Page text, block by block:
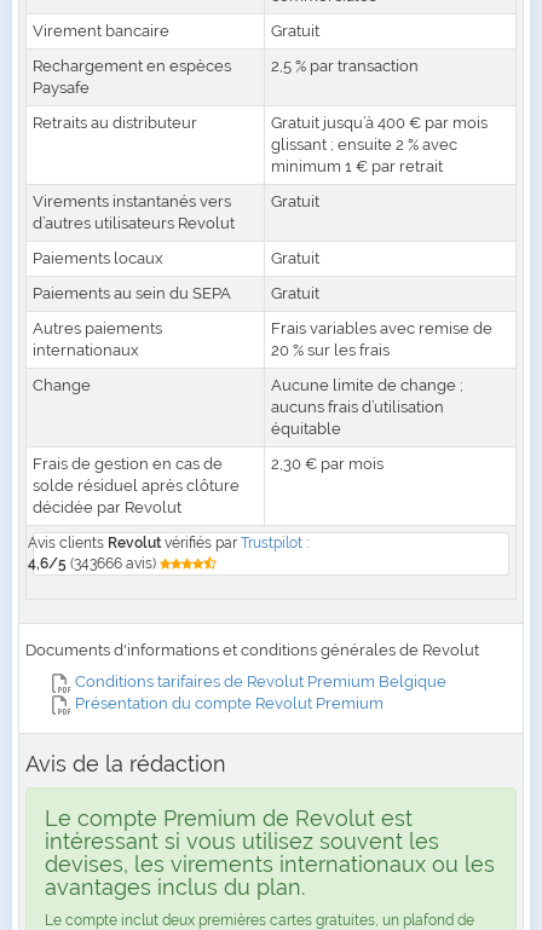
Virement bancaire
Gratuit
Rechargement en espèces
Paysafe
2,5 % par transaction
Retraits au distributeur
Gratuit jusqu’à 400 € par mois
glissant ; ensuite 2 % avec
minimum 1 € par retrait
Virements instantanés vers
d’autres utilisateurs Revolut
Gratuit
Paiements locaux
Gratuit
Paiements au sein du SEPA
Gratuit
Autres paiements
internationaux
Frais variables avec remise de
20 % sur les frais
Change
Aucune limite de change ;
aucuns frais d’utilisation
équitable
Frais de gestion en cas de
solde résiduel après clôture
décidée par Revolut
2,30 € par mois
Avis clients Revolutvérifiés par Trustpilot :
4,6/5 (343666 avis)
Documents d'informations et conditions générales de Revolut
Conditions tarifaires de Revolut Premium Belgique
Présentation du compte Revolut Premium
Avis de la rédaction
Le compte Premium de Revolut est
intéressant si vous utilisez souvent les
devises, les virements internationaux ou les
avantages inclus du plan.
Le compte inclut deux premières cartes gratuites, un plafond de